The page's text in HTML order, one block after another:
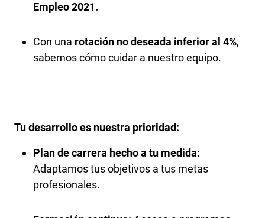
Empleo 2021.
Con una rotación no deseada inferior al 4%,
sabemos cómo cuidar a nuestro equipo.
Tu desarrollo es nuestra prioridad:
Plan de carrera hecho a tu medida:
Adaptamos tus objetivos a tus metas
profesionales.